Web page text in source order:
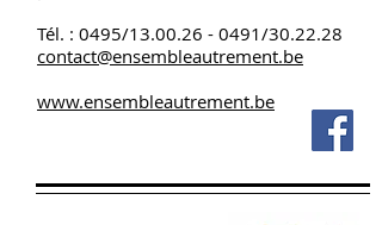
Tél. : 0495/13.00.26 - 0491/30.22.28
contact@ensembleautrement.be
www.ensembleautrement.be